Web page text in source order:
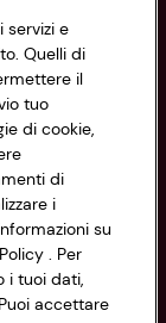
servizi e
Quelli di
il
tuo
di cookie,
di
i
su
. Per
i tuoi dati,
accettare